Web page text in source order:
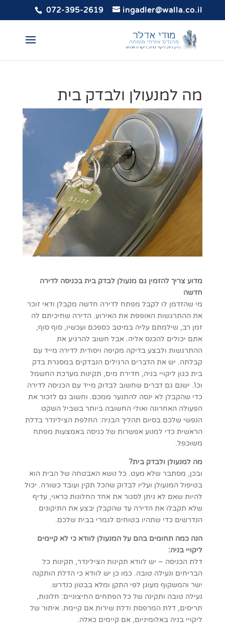
072-395-2619 ingadler@walla.co.il
מה למנעולן ולבדק בית
מדוע צריך להזמין גם מנעולן לבדק בית בכניסה לדירה
חדשה
מי שהזדמן לו לקבל מפתח לדירה חדשה מקבלן ודאי זוכר
את ההתרגשות האופפת את האירוע. הדירה שחיכיתם לה
זמן רב, שילמתם עליה במיטב כספכם ועכשיו, סוף סוף,
אתם יכולים להכנס אליה. אבל חשוב להרגיע את
ההתרגשות ולבצע בדיקה מקיפה ויסודית לדירה מייד עם
קבלתה. יש את הדברים הרגילים הנבדקים במסגרת בדק
בית כגון ליקויי בניה, חדירת מים, תקינות מערכת החשמל
וכו'. ישנם גם דברים שחשוב לבדוק מייד עם הכניסה לדירה
כדי שהקבלן לא ינסה להתנער ממכם. וחשוב גם לזכור את
הפעולה האחרונה ואולי החשובה ביותר בשביל השקט
הנפשי שלכם בסיום תהליך הבניה: החלפת הצילינדר בדלת
הראשית כדי למנוע אפשרות של כניסה באמצעות מפתח
משוכפל.
מה למנעולן ולבדק בית?
ובכן, מסתבר שלא מעט. כל נושא האבטחה של הבית הוא
בטיפול המנעולן ועליו לבדוק שהכל תקין ועובד כשורה. יכול
להיות שאם לא ניתן לסגור את אחד החלונות כראוי, עדיף
שלא תקבלו את הדירה עד שהקבלן יבצע את התיקונים
הנדרשים כדי שתהיו בטוחים לגמרי בבית שלכם.
הנה כמה תחומים בהם על המנעולן לוודא כי לא קיימים
ליקויי בניה:
דלת הכניסה – יש לוודא תקינות הצילינדר, תקינות כל
הבריחים ונעילה טובה. כמו כן יש לוודא כי הדלת הותקנה
ישר והמשקוף מעוגן לפי התקן ומלא בבטון כנדרש.
נעילה טובה ותקינה של כל הפתחים החיצוניים: חלונות,
תריסים, דלת המרפסת ודלת שירות אם קיימת. איתור של
ליקויי בניה באלומיניום, אם קיימים כאלה.